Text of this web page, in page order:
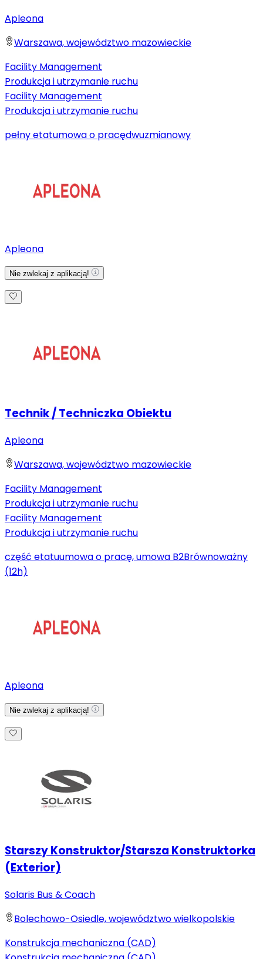
Apleona
Warszawa, województwo mazowieckie
Facility Management
Produkcja i utrzymanie ruchu
Facility Management
Produkcja i utrzymanie ruchu
pełny etatumowa o pracędwuzmianowy
Apleona
Nie zwlekaj z aplikacją!
Technik / Techniczka Obiektu
Apleona
Warszawa, województwo mazowieckie
Facility Management
Produkcja i utrzymanie ruchu
Facility Management
Produkcja i utrzymanie ruchu
część etatuumowa o pracę, umowa B2Brównoważny
(12h)
Apleona
Nie zwlekaj z aplikacją!
Starszy Konstruktor/Starsza Konstruktorka
(Exterior)
Solaris Bus & Coach
Bolechowo-Osiedle, województwo wielkopolskie
Konstrukcja mechaniczna (CAD)